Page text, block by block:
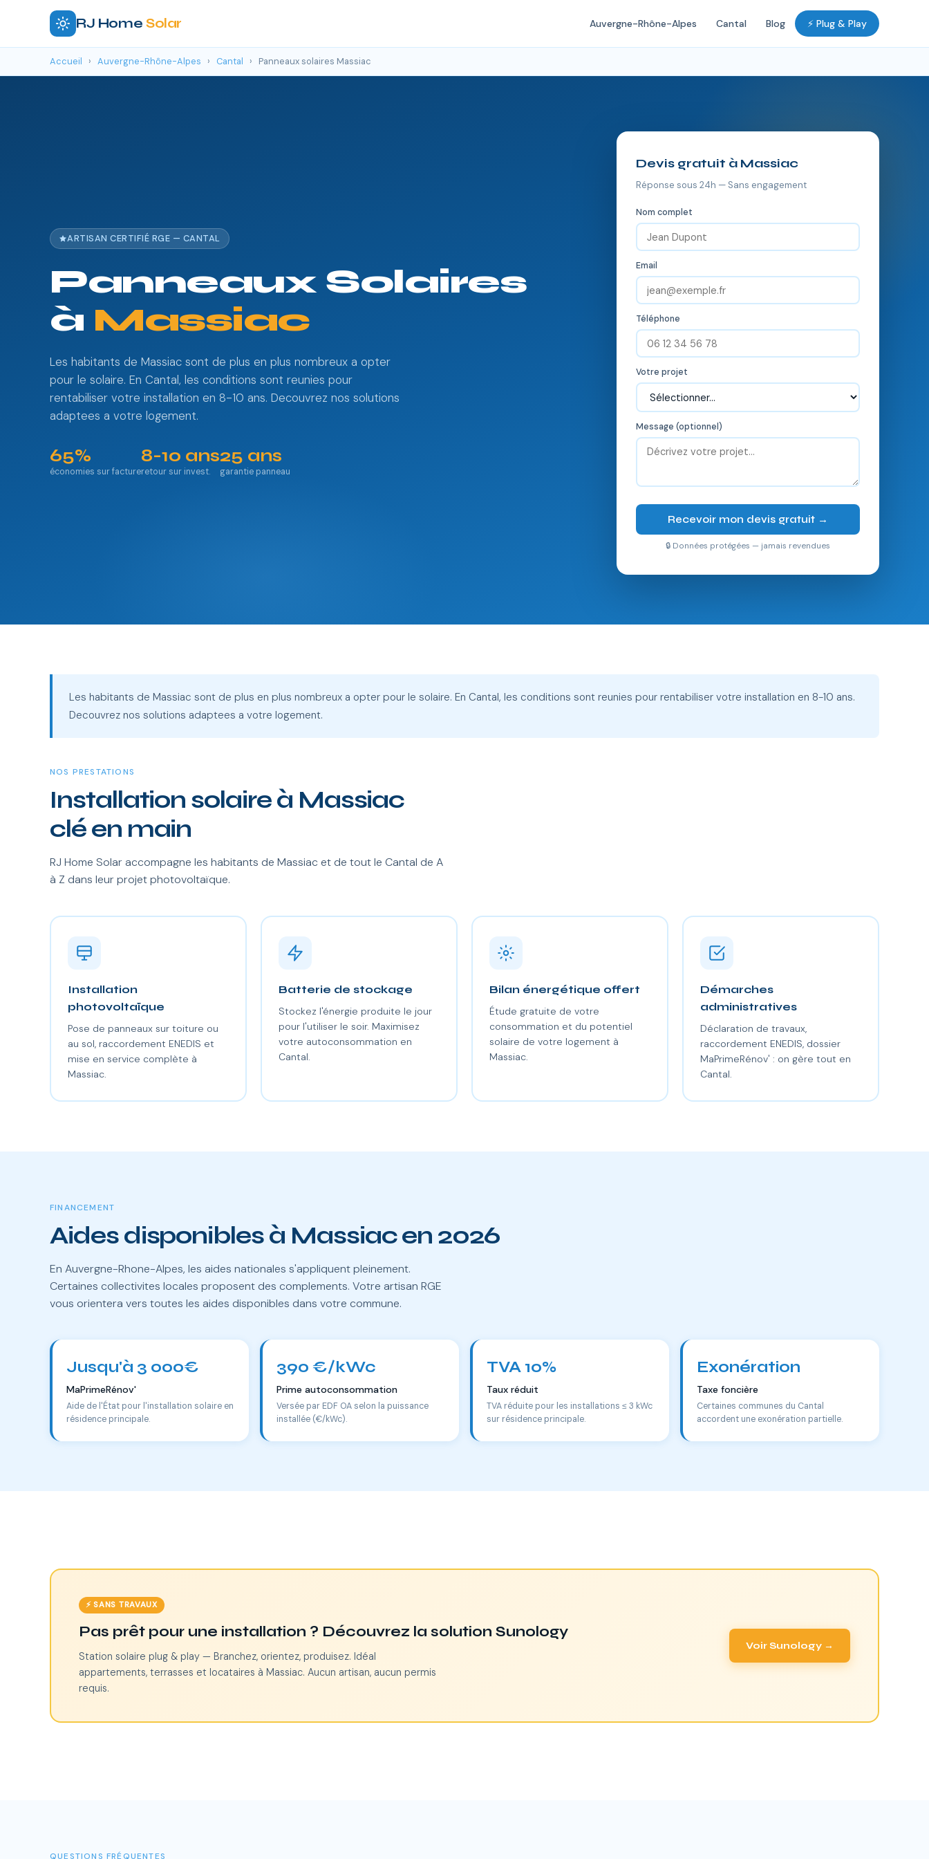
RJ Home Solar Auvergne-Rhône-Alpes Cantal Blog ⚡ Plug & Play
Accueil › Auvergne-Rhône-Alpes › Cantal › Panneaux solaires Massiac
ARTISAN CERTIFIÉ RGE — CANTAL
Panneaux Solaires
à Massiac
Les habitants de Massiac sont de plus en plus nombreux a opter
pour le solaire. En Cantal, les conditions sont reunies pour
rentabiliser votre installation en 8-10 ans. Decouvrez nos solutions
adaptees a votre logement.
65%
économies sur facture
8-10 ans
retour sur invest.
25 ans
garantie panneau
Devis gratuit à Massiac
Réponse sous 24h — Sans engagement
Nom complet
Email
Téléphone
Votre projet
Message (optionnel)
Recevoir mon devis gratuit →
🔒 Données protégées — jamais revendues
Les habitants de Massiac sont de plus en plus nombreux a opter pour le solaire. En Cantal, les conditions sont reunies pour rentabiliser votre installation en 8-10 ans.
Decouvrez nos solutions adaptees a votre logement.
NOS PRESTATIONS
Installation solaire à Massiac
clé en main
RJ Home Solar accompagne les habitants de Massiac et de tout le Cantal de A
à Z dans leur projet photovoltaïque.
Installation
photovoltaïque
Pose de panneaux sur toiture ou
au sol, raccordement ENEDIS et
mise en service complète à
Massiac.
Batterie de stockage
Stockez l'énergie produite le jour
pour l'utiliser le soir. Maximisez
votre autoconsommation en
Cantal.
Bilan énergétique offert
Étude gratuite de votre
consommation et du potentiel
solaire de votre logement à
Massiac.
Démarches
administratives
Déclaration de travaux,
raccordement ENEDIS, dossier
MaPrimeRénov' : on gère tout en
Cantal.
FINANCEMENT
Aides disponibles à Massiac en 2026
En Auvergne-Rhone-Alpes, les aides nationales s'appliquent pleinement.
Certaines collectivites locales proposent des complements. Votre artisan RGE
vous orientera vers toutes les aides disponibles dans votre commune.
Jusqu'à 3 000€
MaPrimeRénov'
Aide de l'État pour l'installation solaire en
résidence principale.
390 €/kWc
Prime autoconsommation
Versée par EDF OA selon la puissance
installée (€/kWc).
TVA 10%
Taux réduit
TVA réduite pour les installations ≤ 3 kWc
sur résidence principale.
Exonération
Taxe foncière
Certaines communes du Cantal
accordent une exonération partielle.
⚡ SANS TRAVAUX
Pas prêt pour une installation ? Découvrez la solution Sunology
Station solaire plug & play — Branchez, orientez, produisez. Idéal
appartements, terrasses et locataires à Massiac. Aucun artisan, aucun permis
requis.
Voir Sunology →
QUESTIONS FRÉQUENTES